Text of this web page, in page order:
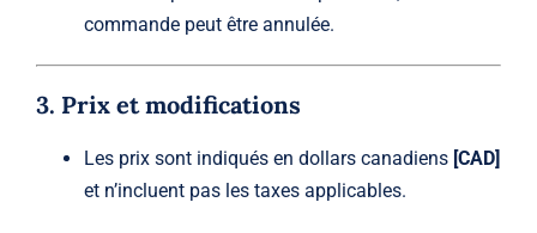
commande peut être annulée.
3. Prix et modifications
Les prix sont indiqués en dollars canadiens [CAD]
et n’incluent pas les taxes applicables.